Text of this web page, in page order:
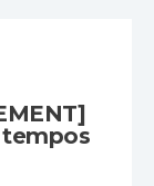
tempos